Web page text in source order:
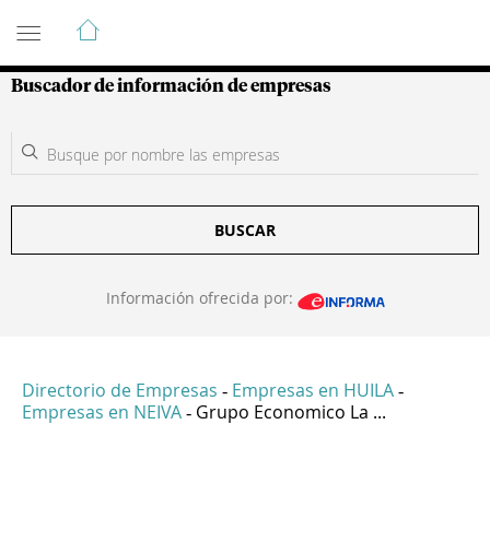
Guía de Empresas Colombianas
Buscador de información de empresas
BUSCAR
Información ofrecida por:
Directorio de Empresas - Empresas en HUILA -
Empresas en NEIVA - Grupo Economico La ...